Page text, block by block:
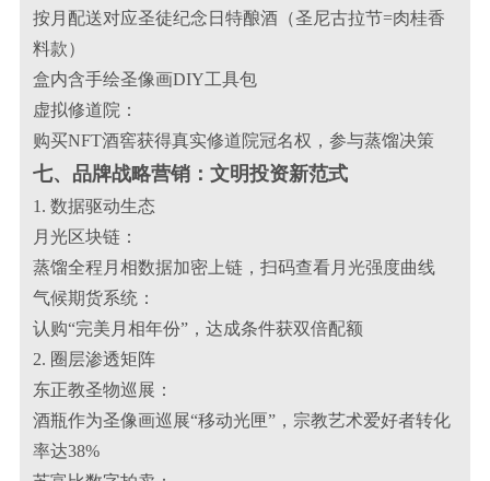
按月配送对应圣徒纪念日特酿酒（圣尼古拉节=肉桂香
料款）
盒内含手绘圣像画DIY工具包
虚拟修道院：
购买NFT酒窖获得真实修道院冠名权，参与蒸馏决策
七、品牌战略营销：文明投资新范式
1. 数据驱动生态
月光区块链：
蒸馏全程月相数据加密上链，扫码查看月光强度曲线
气候期货系统：
认购“完美月相年份”，达成条件获双倍配额
2. 圈层渗透矩阵
东正教圣物巡展：
酒瓶作为圣像画巡展“移动光匣”，宗教艺术爱好者转化
率达38%